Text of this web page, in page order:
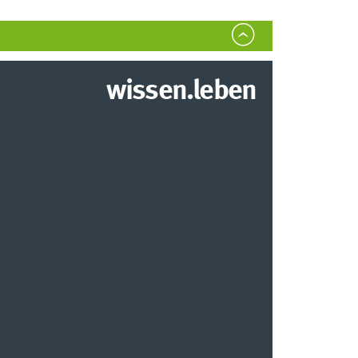
wissen.leben